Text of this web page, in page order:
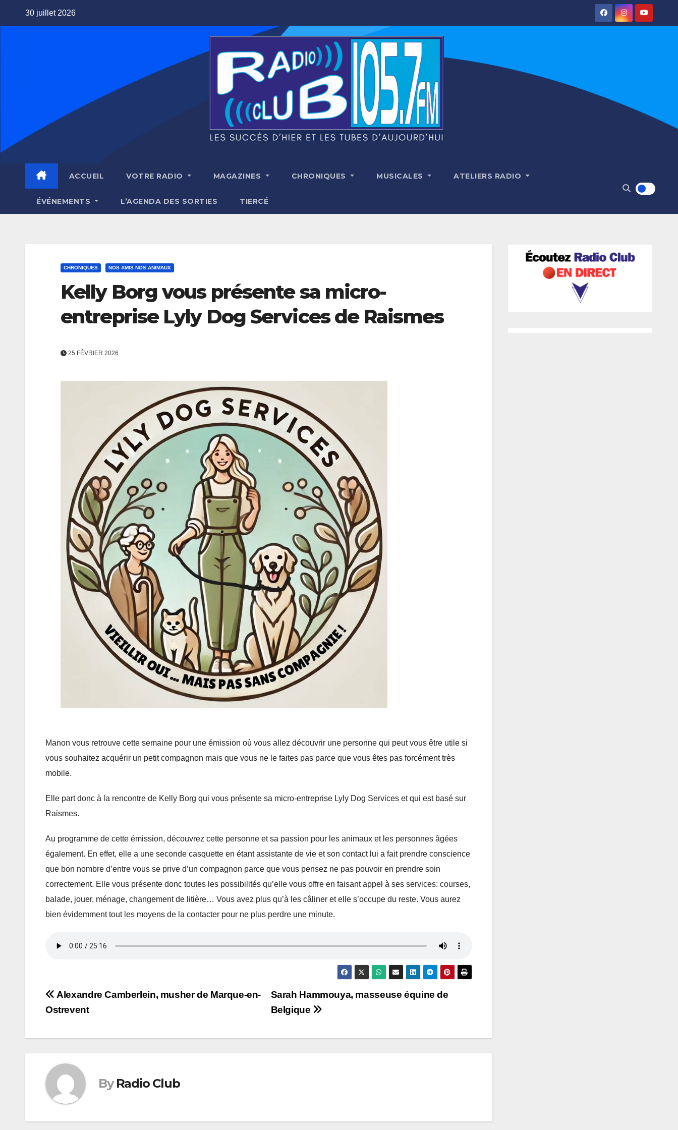
30 juillet 2026
ACCUEIL VOTRE RADIO MAGAZINES CHRONIQUES MUSICALES ATELIERS RADIO
ÉVÉNEMENTS L’AGENDA DES SORTIES TIERCÉ
CHRONIQUES NOS AMIS NOS ANIMAUX
Kelly Borg vous présente sa micro-
entreprise Lyly Dog Services de Raismes
25 FÉVRIER 2026
Manon vous retrouve cette semaine pour une émission où vous allez découvrir une personne qui peut vous être utile si
vous souhaitez acquérir un petit compagnon mais que vous ne le faites pas parce que vous êtes pas forcément très
mobile.
Elle part donc à la rencontre de Kelly Borg qui vous présente sa micro-entreprise Lyly Dog Services et qui est basé sur
Raismes.
Au programme de cette émission, découvrez cette personne et sa passion pour les animaux et les personnes âgées
également. En effet, elle a une seconde casquette en étant assistante de vie et son contact lui a fait prendre conscience
que bon nombre d’entre vous se prive d’un compagnon parce que vous pensez ne pas pouvoir en prendre soin
correctement. Elle vous présente donc toutes les possibilités qu’elle vous offre en faisant appel à ses services: courses,
balade, jouer, ménage, changement de litière… Vous avez plus qu’à les câliner et elle s’occupe du reste. Vous aurez
bien évidemment tout les moyens de la contacter pour ne plus perdre une minute.
Navigation
de
l’article
Sarah Hammouya, masseuse équine de
Belgique
Alexandre Camberlein, musher de Marque-en-
Ostrevent
By Radio Club